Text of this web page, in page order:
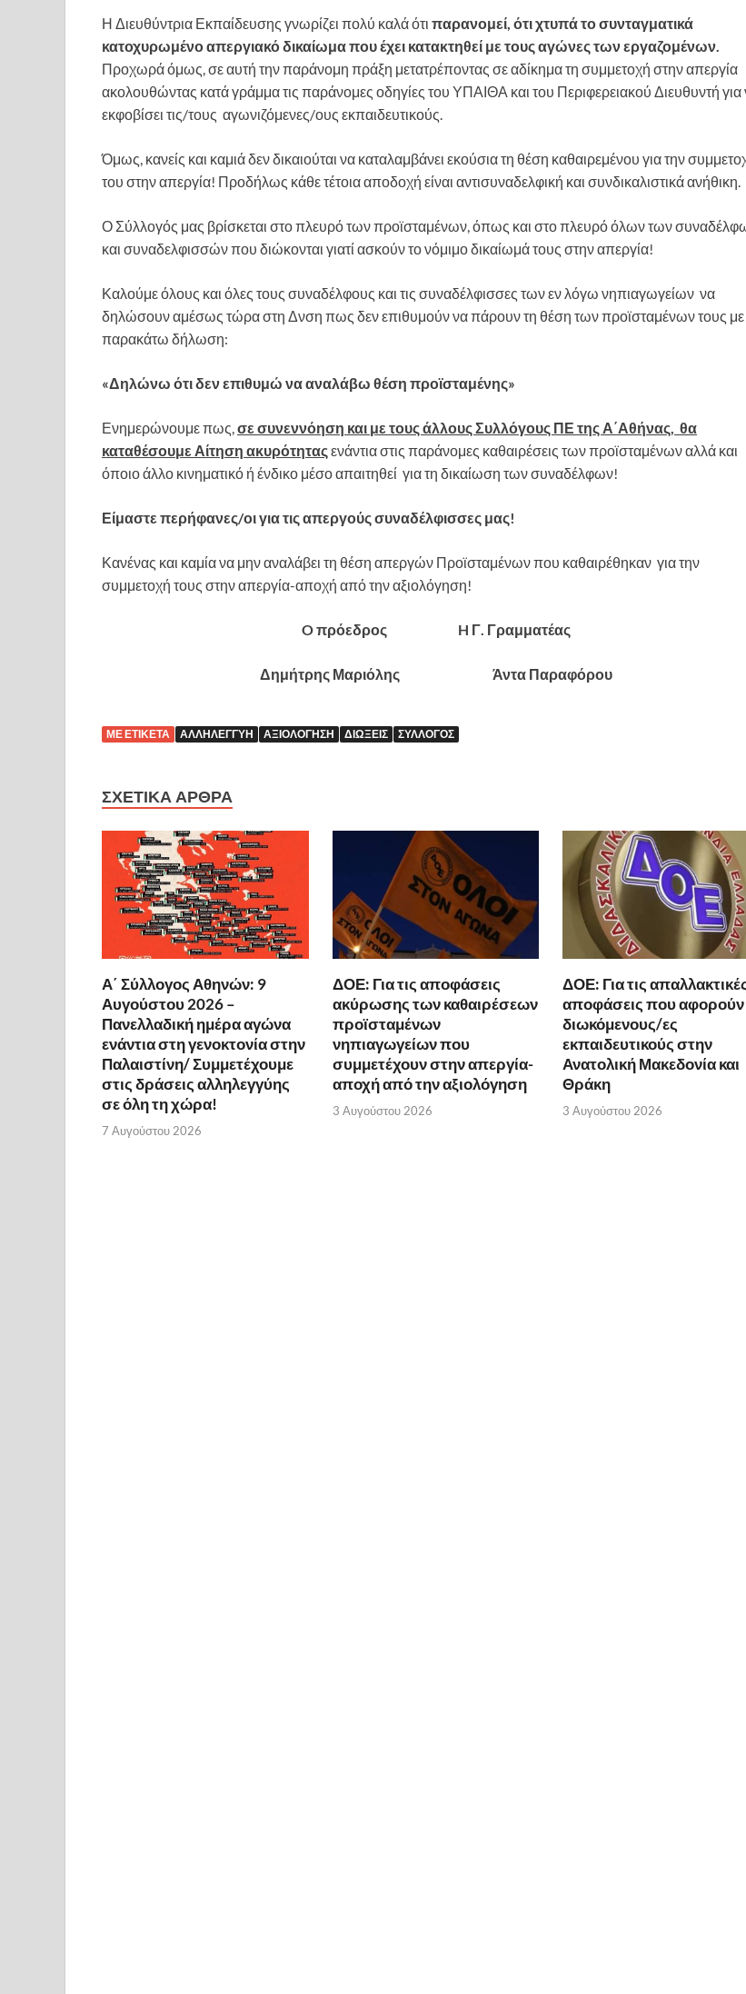
Η Διευθύντρια Εκπαίδευσης γνωρίζει πολύ καλά ότι παρανομεί, ότι χτυπά το συνταγματικά
κατοχυρωμένο απεργιακό δικαίωμα που έχει κατακτηθεί με τους αγώνες των εργαζομένων.
Προχωρά όμως, σε αυτή την παράνομη πράξη μετατρέποντας σε αδίκημα τη συμμετοχή στην απεργία
ακολουθώντας κατά γράμμα τις παράνομες οδηγίες του ΥΠΑΙΘΑ και του Περιφερειακού Διευθυντή για
εκφοβίσει τις/τους αγωνιζόμενες/ους εκπαιδευτικούς.
Όμως, κανείς και καμιά δεν δικαιούται να καταλαμβάνει εκούσια τη θέση καθαιρεμένου για την
του στην απεργία! Προδήλως κάθε τέτοια αποδοχή είναι αντισυναδελφική και συνδικαλιστικά ανήθικη.
Ο Σύλλογός μας βρίσκεται στο πλευρό των προϊσταμένων, όπως και στο πλευρό όλων των
και συναδελφισσών που διώκονται γιατί ασκούν το νόμιμο δικαίωμά τους στην απεργία!
Καλούμε όλους και όλες τους συναδέλφους και τις συναδέλφισσες των εν λόγω νηπιαγωγείων να
δηλώσουν αμέσως τώρα στη Δνση πως δεν επιθυμούν να πάρουν τη θέση των προϊσταμένων τους με
παρακάτω δήλωση:
«Δηλώνω ότι δεν επιθυμώ να αναλάβω θέση προϊσταμένης»
Ενημερώνουμε πως,σε συνεννόηση και με τους άλλους Συλλόγους ΠΕ της Α΄Αθήνας, θα
καταθέσουμε Αίτηση ακυρότηταςενάντια στις παράνομες καθαιρέσεις των προϊσταμένων αλλά και
όποιο άλλο κινηματικό ή ένδικο μέσο απαιτηθεί για τη δικαίωση των συναδέλφων!
Είμαστε περήφανες/οι για τις απεργούς συναδέλφισσες μας!
Κανένας και καμία να μην αναλάβει τη θέση απεργών Προϊσταμένων που καθαιρέθηκαν για την
συμμετοχή τους στην απεργία-αποχή από την αξιολόγηση!
O πρόεδρος H Γ. Γραμματέας
Δημήτρης Μαριόλης Άντα Παραφόρου
ΜΕ ΕΤΙΚΈΤΑ ΑΛΛΗΛΕΓΓΎΗ ΑΞΙΟΛΌΓΗΣΗ ΔΙΏΞΕΙΣ ΣΎΛΛΟΓΟΣ
ΣΧΕΤΙΚΆ ΆΡΘΡΑ
Α΄ Σύλλογος Αθηνών: 9
Αυγούστου 2026 –
Πανελλαδική ημέρα αγώνα
ενάντια στη γενοκτονία στην
Παλαιστίνη/ Συμμετέχουμε
στις δράσεις αλληλεγγύης
σε όλη τη χώρα!
7 Αυγούστου 2026
ΔΟΕ: Για τις αποφάσεις
ακύρωσης των καθαιρέσεων
προϊσταμένων
νηπιαγωγείων που
συμμετέχουν στην απεργία-
αποχή από την αξιολόγηση
3 Αυγούστου 2026
ΔΟΕ: Για τις
αποφάσεις που αφορούν
διωκόμενους/ες
εκπαιδευτικούς στην
Ανατολική Μακεδονία και
Θράκη
3 Αυγούστου 2026